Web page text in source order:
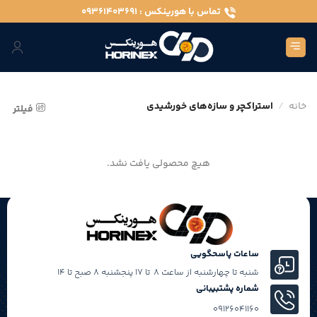
to
content
تماس با هورینکس : 09361403691
خانه / استراکچر و سازه‌های خورشیدی فیلتر
هیچ محصولی یافت نشد.
ساعات پاسحگویی
شنبه تا چهارشنبه از ساعت 8 تا 17 پنجشنبه 8 صبح تا 14
شماره پشتبیبانی
09126041160